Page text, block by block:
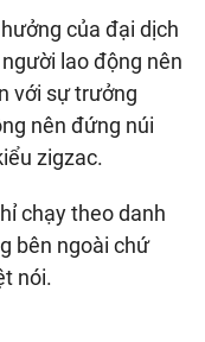
của đại dịch
lao động nên
với sự trưởng
nên đứng núi
zigzac.
chạy theo danh
bên ngoài chứ
nói.